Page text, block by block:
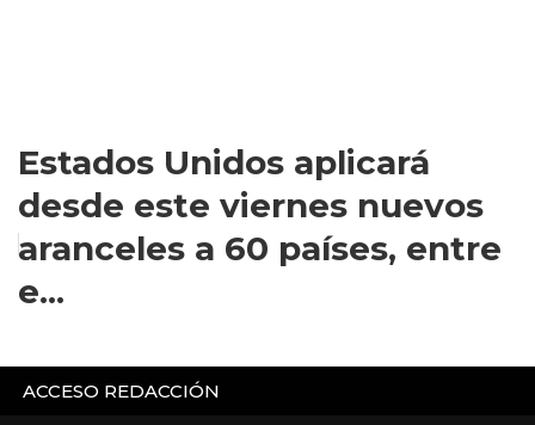
Estados Unidos aplicará
desde este viernes nuevos
aranceles a 60 países, entre
e...
ACCESO REDACCIÓN